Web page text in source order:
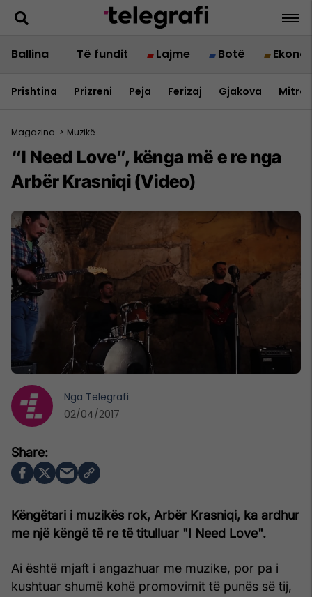
Ballina Të fundit Lajme Botë
Prishtina Prizreni Peja Ferizaj Gjakova
Magazina > Muzikë
“I Need Love”, kënga më e re nga
Arbër Krasniqi (Video)
Këngëtari i muzikës rok, Arbër Krasniqi, ka ardhur
me një këngë të re të titulluar "I Need Love".
Ai është mjaft i angazhuar me muzike, por pa i
kushtuar shumë kohë promovimit të punës së tij,
Nga Telegrafi
02/04/2017